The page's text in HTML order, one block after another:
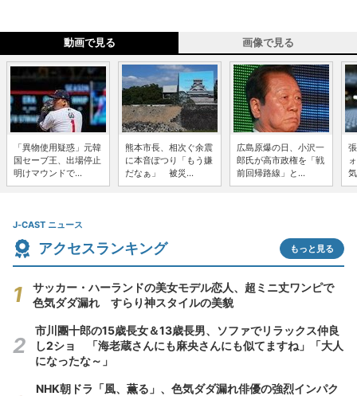
動画で見る 画像で見る
「異物使用疑惑」元韓
国セーブ王、出場停止
明けマウンドで...
熊本市長、相次ぐ余震
に本音ぽつり「もう嫌
だなぁ」 被災...
広島原爆の日、小沢一
郎氏が高市政権を「戦
前回帰路線」と...
J-CAST ニュース
アクセスランキング もっと見る
サッカー・ハーランドの美女モデル恋人、超ミニ丈ワンピで
色気ダダ漏れ すらり神スタイルの美貌
市川團十郎の15歳長女＆13歳長男、ソファでリラックス仲良
し2ショ 「海老蔵さんにも麻央さんにも似てますね」「大人
になったな～」
NHK朝ドラ「風、薫る」、色気ダダ漏れ俳優の強烈インパク